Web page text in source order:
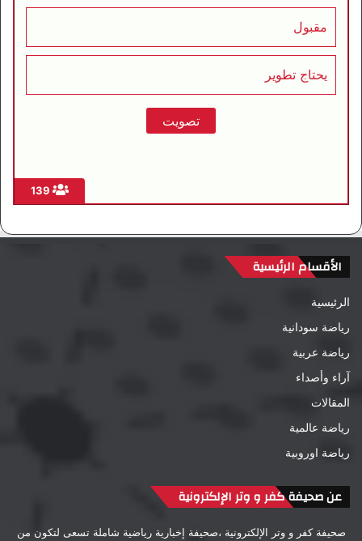
مقبول
يحتاج تطوير
الأقسام الرئيسية
الرئيسية
رياضة سودانية
رياضة عربية
آراء وأصداء
المقالات
رياضة عالمية
رياضة اوروبية
عن صحيفة كفر و وتر الإلكترونية
صحيفة كفر و وتر الإلكترونية ،صحيفة إخبارية رياضية شاملة تسعى لتكون من